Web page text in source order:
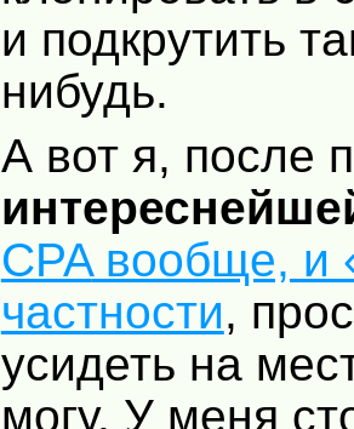
и подкрутить
нибудь.
А вот я, после
CPAвообще, и
частности,
усидеть на
могу. У меня